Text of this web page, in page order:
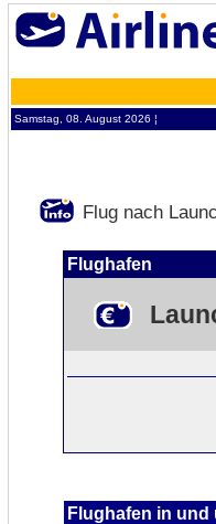
Samstag, 08. August 2026 ¦
Flug nach
Flughafen
Flughafen in und